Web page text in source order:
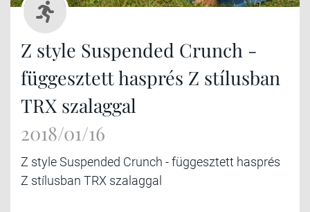
Z style Suspended Crunch -
függesztett hasprés Z stílusban
TRX szalaggal
2018/01/16
Z style Suspended Crunch - függesztett hasprés
Z stílusban TRX szalaggal